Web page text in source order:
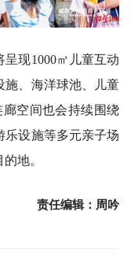
现1000㎡儿童互动
施、海洋球池、儿童
空间也会持续围绕
乐设施等多元亲子场
地。
责任编辑：周吟